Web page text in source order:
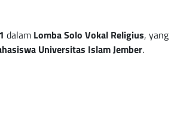
dalam Lomba Solo Vokal Religius, yang
Universitas Islam Jember.